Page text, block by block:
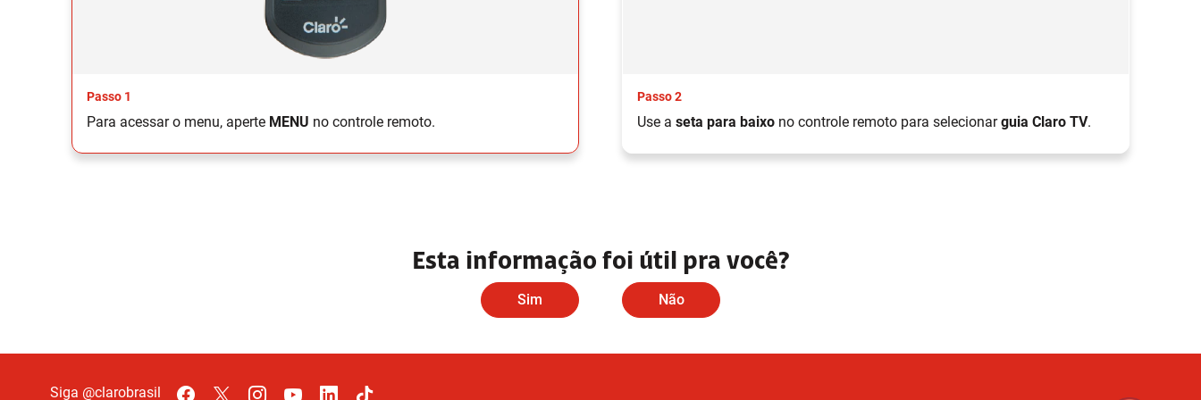
Passo 1
Para acessar o menu, aperte MENU no controle remoto.
Passo 2
Use a seta para baixo no controle remoto para selecionarguia Claro TV.
Esta informação foi útil pra você?
Sim Não
Siga @clarobrasil